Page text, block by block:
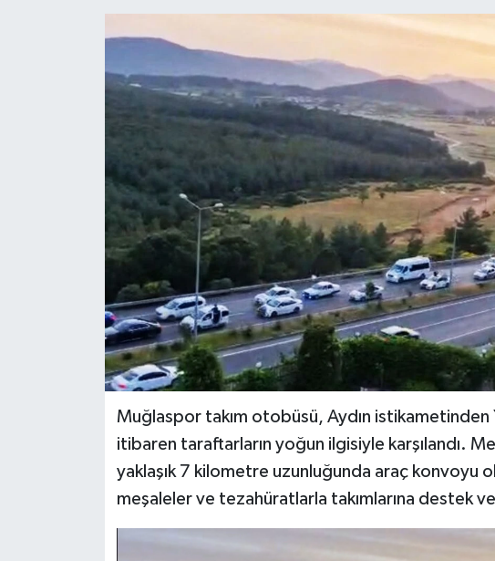
Muğlaspor takım otobüsü, Aydın istikametinden
itibaren taraftarların yoğun ilgisiyle karşılandı.
yaklaşık 7 kilometre uzunluğunda araç konvoyu
meşaleler ve tezahüratlarla takımlarına destek